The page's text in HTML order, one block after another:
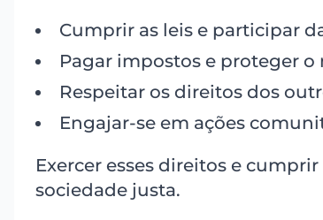
Cumprir as leis e participar
Pagar impostos e proteger
Respeitar os direitos dos
Engajar-se em ações
Exercer esses direitos e
sociedade justa.